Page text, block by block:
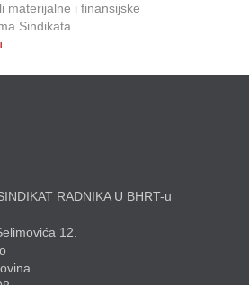
materijalne i finansijske
Sindikata.
RADNIKA U BHRT-u
12.